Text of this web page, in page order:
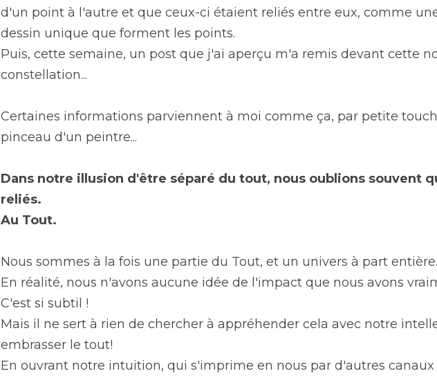
d'un point à l'autre et que ceux-ci étaient reliés entre eux, comme
dessin unique que forment les points.
Puis, cette semaine, un post que j'ai aperçu m'a remis devant cette
constellation...
Certaines informations parviennent à moi comme ça, par petite
pinceau d'un peintre...
Dans notre illusion d'être séparé du tout, nous oublions souvent
reliés.
Au Tout.
Nous sommes à la fois une partie du Tout, et un univers à part
En réalité, nous n'avons aucune idée de l'impact que nous avons
C'est si subtil !
Mais il ne sert à rien de chercher à appréhender cela avec notre
embrasser le tout!
En ouvrant notre intuition, qui s'imprime en nous par d'autres